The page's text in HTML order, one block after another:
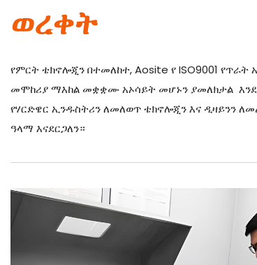
ወረቀት
የምርት ቴክኖሎጂን በተመለከተ, Aosite የ ISO9001
መሞከሪያ ማእከል መቋቋሙ አኦሳይት መሆኑን ያመለክታል
የሃርድዌር ኢንዱስትሪን ለመለወጥ ቴክኖሎጂን እና ዲዛይንን
ዓላማ እናደርጋለን።